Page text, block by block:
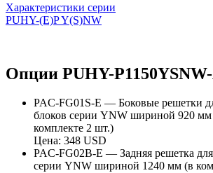
Характеристики серии
PUHY-(E)P Y(S)NW
Опции PUHY-
PAC-FG01S-E — Боковые решетки
блоков серии YNW шириной 920
комплекте 2 шт.)
Цена: 348 USD
PAC-FG02B-E — Задняя решетка
серии YNW шириной 1240 мм (в